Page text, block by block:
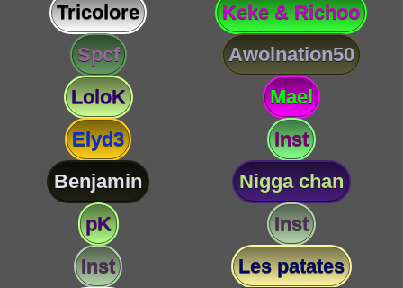
Tricolore
Keke & Richoo
Spcf
Awolnation50
LoloK
Mael
Elyd3
Inst
Benjamin
Nigga chan
pK
Inst
Inst
Les patates